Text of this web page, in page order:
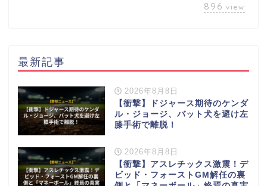
896 view
最新記事
2026年8月8日
【衝撃】ドジャース期待のケンダ
ル・ジョージ、バット犬を避け左
膝手術で離脱！
2026年8月8日
【衝撃】アスレチックス激震！デ
ビッド・フォーストGM解任の裏